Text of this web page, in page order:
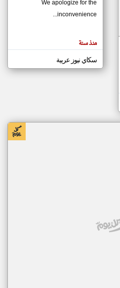
مصادر الأخبار من موريتانيا
اخبار موريتانيا على مدار الساعة
أهم اخبار موريتانيا العاجلة والمباشرة
We apologize for the
inconvenience...
منذ سنة
سكاي نيوز عربية
klyoum.com